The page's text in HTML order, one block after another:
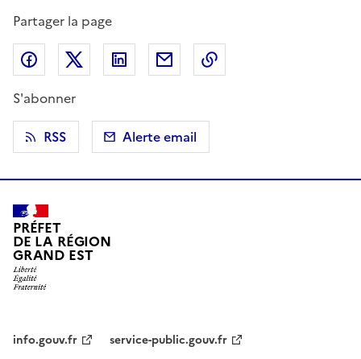
Partager la page
Partager sur Facebook
Partager sur X (anciennement Twitter)
Partager sur LinkedIn
Partager par email
S'abonner
RSS
Alerte email
PRÉFET
DE LA RÉGION
GRAND EST
info.gouv.fr service-public.gouv.fr